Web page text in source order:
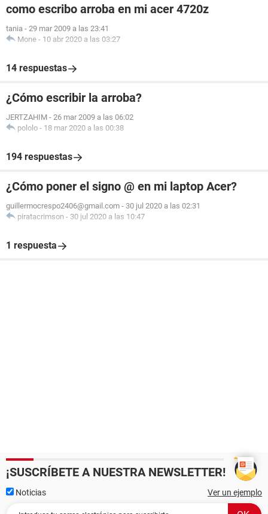
como escribo arroba en mi acer 4720z
tania - 29 mar 2009 a las 23:41
Mone - 10 abr 2020 a las 03:27
14 respuestas
¿Cómo escribir la arroba?
JERTZAHIM - 26 mar 2009 a las 06:02
pololo - 18 mar 2020 a las 00:38
194 respuestas
¿Cómo poner el signo @ en mi laptop Acer?
guillermocrespo2406@gmail.com - 30 jul 2020 a las 02:31
piratacrimson - 30 jul 2020 a las 10:47
1 respuesta
¡SUSCRÍBETE A NUESTRA NEWSLETTER!
Noticias Ver un ejemplo